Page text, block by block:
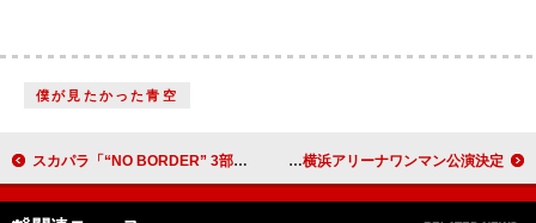
僕が見たかった青空
スカパラ「“NO BORDER” 3部作」第3弾、ゲストボーカルは菅田将暉 Reol、来年誕生日に横浜アリーナワンマン公演決定